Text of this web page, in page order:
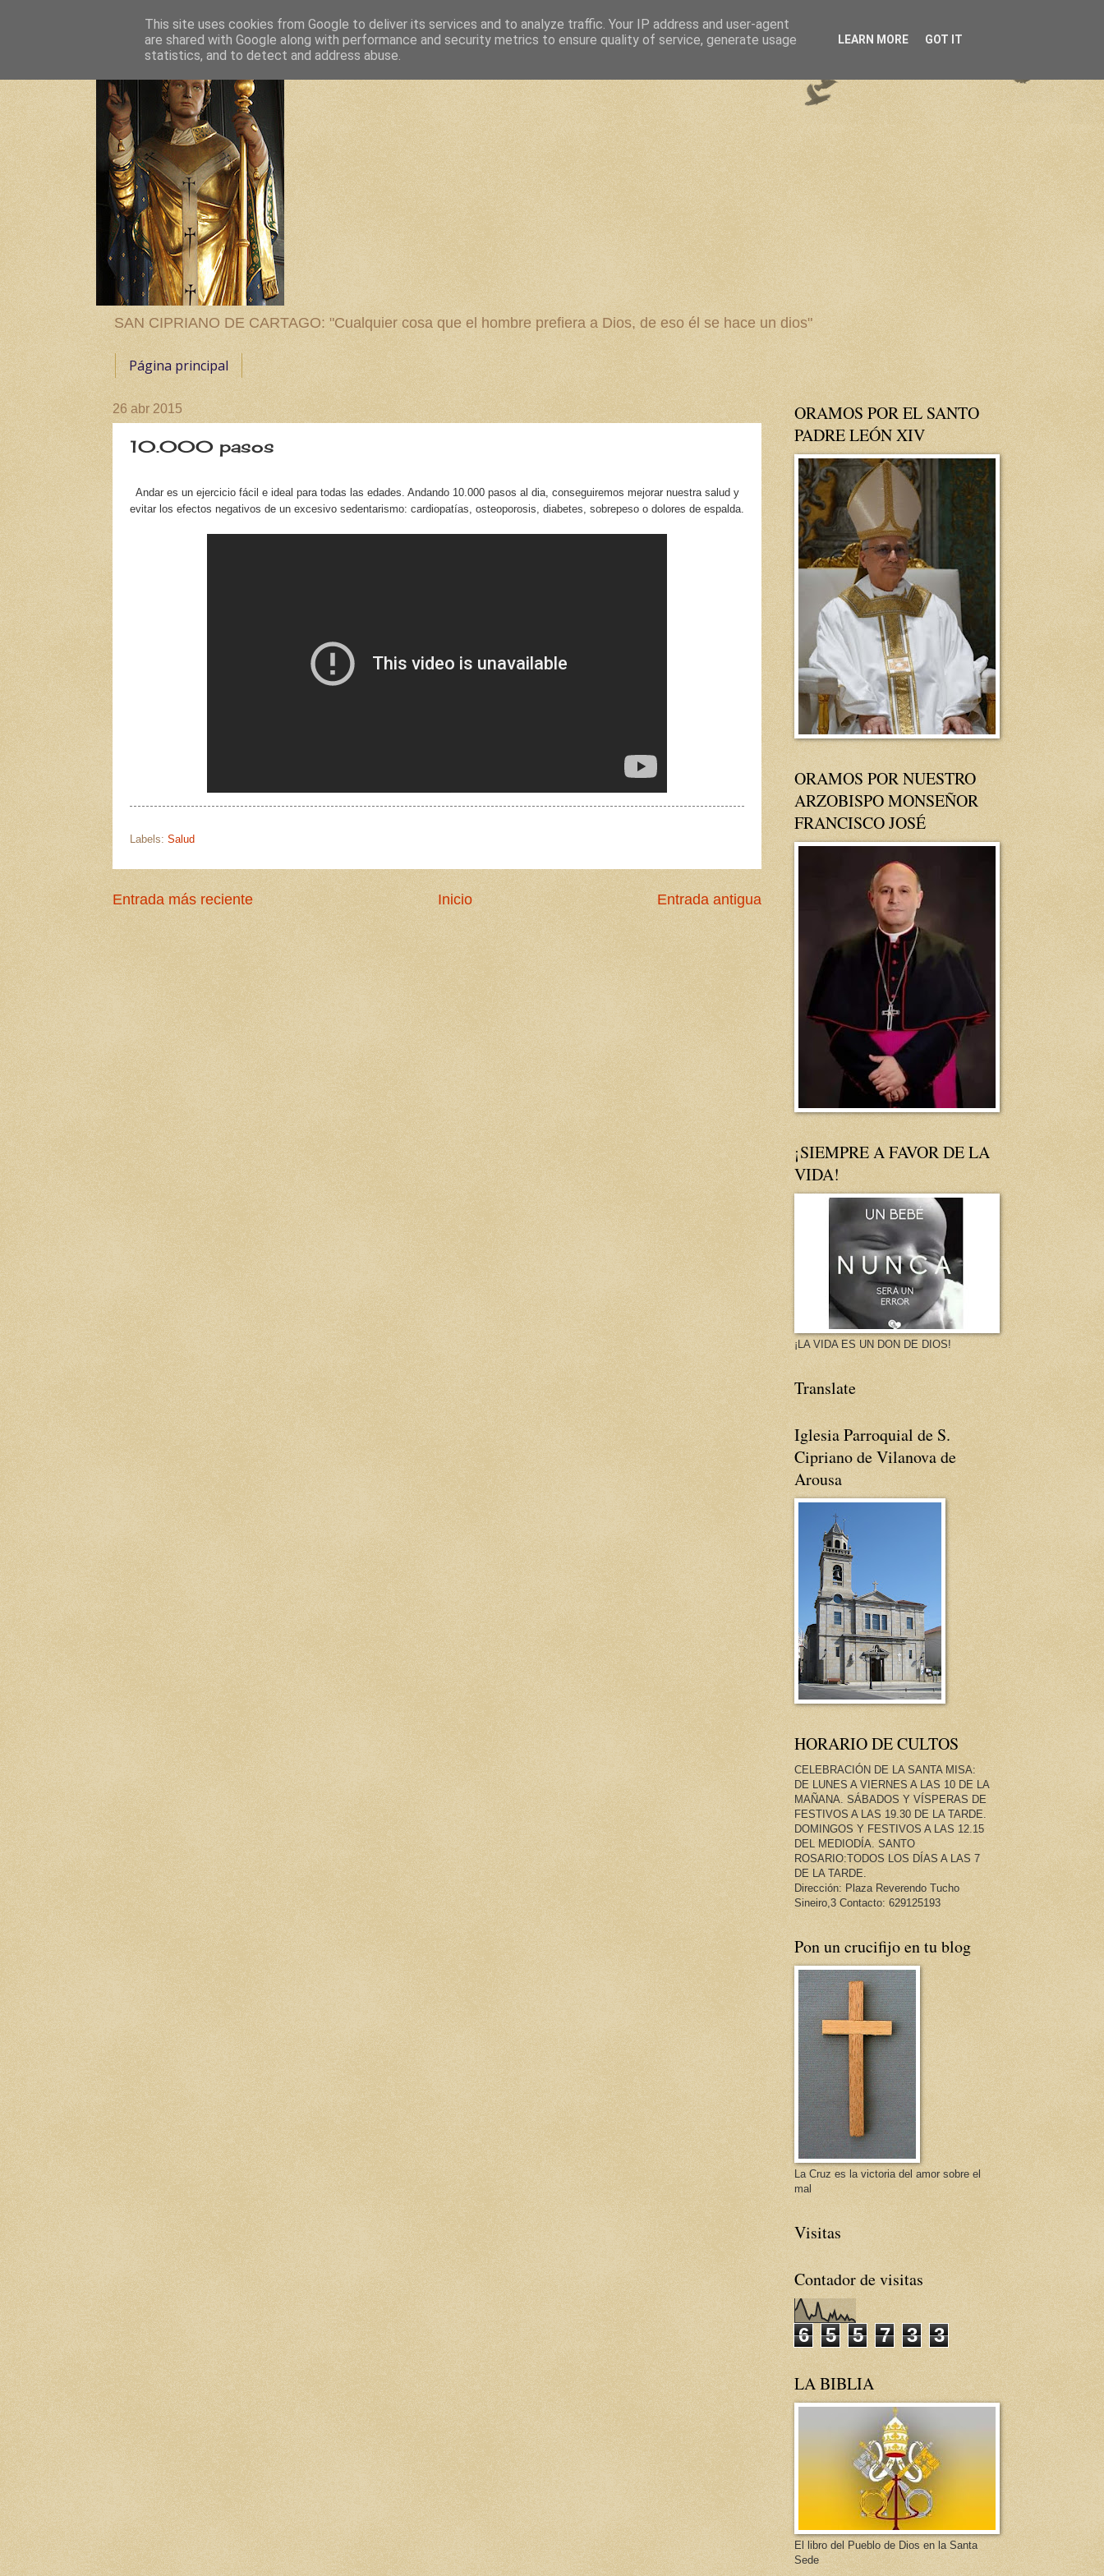
SAN CIPRIANO DE CARTAGO: "Cualquier cosa que el hombre prefiera a Dios, de eso él se hace un dios"
Página principal
26 abr 2015
10.000 pasos
Andar es un ejercicio fácil e ideal para todas las edades. Andando 10.000 pasos al dia, conseguiremos mejorar nuestra salud y
evitar los efectos negativos de un excesivo sedentarismo: cardiopatías, osteoporosis, diabetes, sobrepeso o dolores de espalda.
Labels: Salud
Entrada más reciente Entrada antigua
Inicio
ORAMOS POR EL SANTO
PADRE LEÓN XIV
ORAMOS POR NUESTRO
ARZOBISPO MONSEÑOR
FRANCISCO JOSÉ
¡SIEMPRE A FAVOR DE LA
VIDA!
¡LA VIDA ES UN DON DE DIOS!
Translate
Iglesia Parroquial de S.
Cipriano de Vilanova de
Arousa
HORARIO DE CULTOS
CELEBRACIÓN DE LA SANTA MISA:
DE LUNES A VIERNES A LAS 10 DE LA
MAÑANA. SÁBADOS Y VÍSPERAS DE
FESTIVOS A LAS 19.30 DE LA TARDE.
DOMINGOS Y FESTIVOS A LAS 12.15
DEL MEDIODÍA. SANTO
ROSARIO:TODOS LOS DÍAS A LAS 7
DE LA TARDE.
Dirección: Plaza Reverendo Tucho
Sineiro,3 Contacto: 629125193
Pon un crucifijo en tu blog
La Cruz es la victoria del amor sobre el
mal
Visitas
Contador de visitas
6 5 5 7 3 3
LA BIBLIA
El libro del Pueblo de Dios en la Santa
Sede
This site uses cookies from Google to deliver its services and to analyze traffic. Your IP address and user-agent
are shared with Google along with performance and security metrics to ensure quality of service, generate usage
statistics, and to detect and address abuse.
LEARN MORE GOT IT